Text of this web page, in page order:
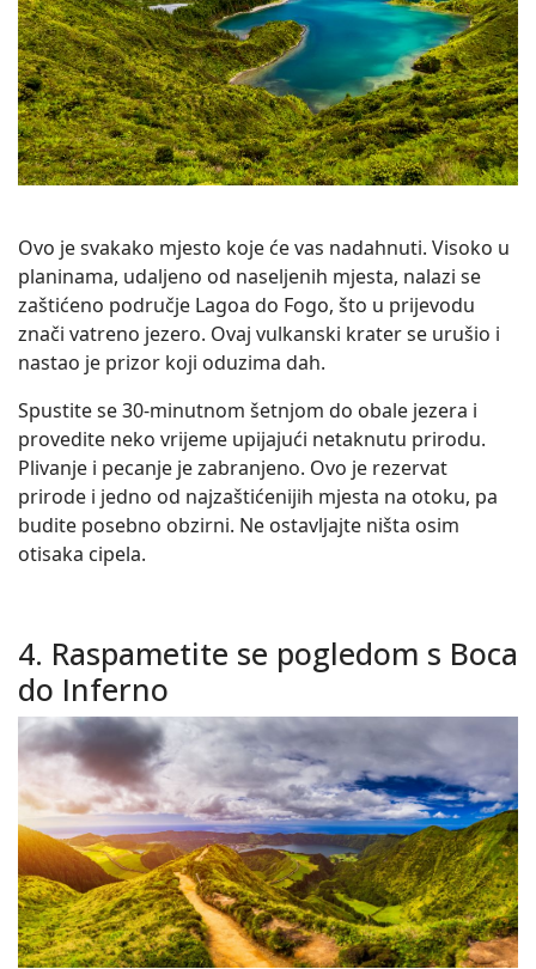
Ovo je svakako mjesto koje će vas nadahnuti. Visoko u
planinama, udaljeno od naseljenih mjesta, nalazi se
zaštićeno područje Lagoa do Fogo, što u prijevodu
znači vatreno jezero. Ovaj vulkanski krater se urušio i
nastao je prizor koji oduzima dah.
Spustite se 30-minutnom šetnjom do obale jezera i
provedite neko vrijeme upijajući netaknutu prirodu.
Plivanje i pecanje je zabranjeno. Ovo je rezervat
prirode i jedno od najzaštićenijih mjesta na otoku, pa
budite posebno obzirni. Ne ostavljajte ništa osim
otisaka cipela.
4. Raspametite se pogledom s Boca
do Inferno